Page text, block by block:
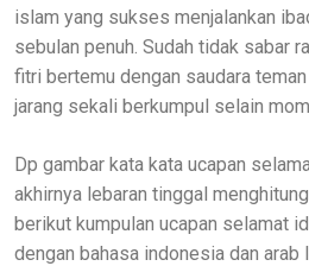
islam yang sukses menjalankan
sebulan penuh. Sudah tidak sabar
fitri bertemu dengan saudara
jarang sekali berkumpul selain
Dp gambar kata kata ucapan
akhirnya lebaran tinggal
berikut kumpulan ucapan selamat
dengan bahasa indonesia dan arab